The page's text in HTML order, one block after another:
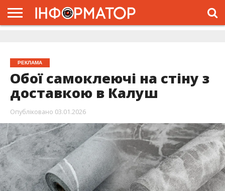
РЕКЛАМА
Обої самоклеючі на стіну з
доставкою в Калуш
Опубліковано 03.01.2026